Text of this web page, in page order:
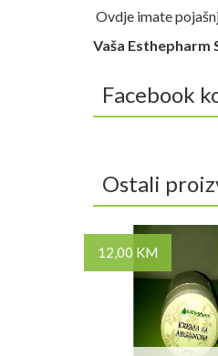
Ovdje imate
Vaša Esthepharm
Facebook
Ostali
12,00 KM